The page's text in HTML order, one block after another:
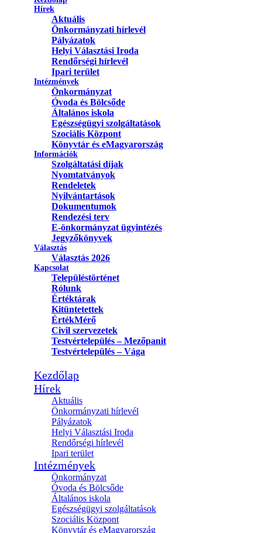
Hírek
Aktuális
Önkormányzati hírlevél
Pályázatok
Helyi Választási Iroda
Rendőrségi hírlevél
Ipari terület
Intézmények
Önkormányzat
Óvoda és Bölcsőde
Általános iskola
Egészségügyi szolgáltatások
Szociális Központ
Könyvtár és eMagyarország
Információk
Szolgáltatási díjak
Nyomtatványok
Rendeletek
Nyilvántartások
Dokumentumok
Rendezési terv
E-önkormányzat ügyintézés
Jegyzőkönyvek
Választás
Választás 2026
Kapcsolat
Településtörténet
Rólunk
Értéktárak
Kitüntetettek
ÉrtékMérő
Civil szervezetek
Testvértelepülés – Mezőpanit
Testvértelepülés – Vága
Kezdőlap
Hírek
Aktuális
Önkormányzati hírlevél
Pályázatok
Helyi Választási Iroda
Rendőrségi hírlevél
Ipari terület
Intézmények
Önkormányzat
Óvoda és Bölcsőde
Általános iskola
Egészségügyi szolgáltatások
Szociális Központ
Könyvtár és eMagyarország